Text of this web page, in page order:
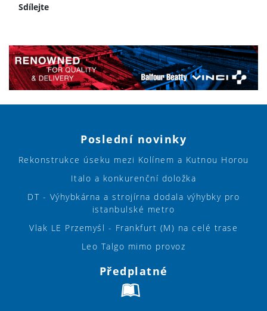
Sdílejte
Poslední novinky
Rekonstrukce úseku mezi Kolínem a Kutnou Horou
Italo a konkurenční doložka
DT - Výhybkárna a strojírna dodala výhybky pro
istanbulské metro
Vlak LE Przemyśl - Frankfurt (M) na celé trase
Leo Talgo mimo provoz
Předplatné